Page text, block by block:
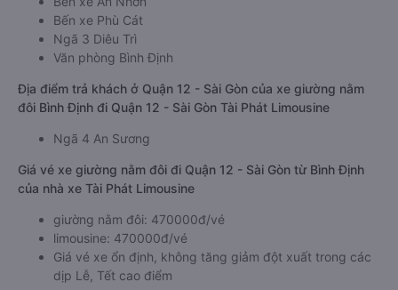
Bến xe Phù Cát
Ngã 3 Diêu Trì
Văn phòng Bình Định
Địa điểm trả khách ở Quận 12 - Sài Gòn của xe giường nằm
đôi Bình Định đi Quận 12 - Sài Gòn Tài Phát Limousine
Ngã 4 An Sương
Giá vé xe giường nằm đôi đi Quận 12 - Sài Gòn từ Bình Định
của nhà xe Tài Phát Limousine
giường nằm đôi: 470000đ/vé
limousine: 470000đ/vé
Giá vé xe ổn định, không tăng giảm đột xuất trong các
dịp Lễ, Tết cao điểm